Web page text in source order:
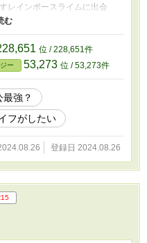
レインボースライムに出会
ルは――《創造者（クリエイ
このチートスキルであらゆ
今度は何者にも縛られない自
そう心に決めたカイルだっ
いる少女と出会ったり、
ていたり。 雑貨屋を経営
すぎる試練がカイルを待ち受
イルは《創造者（クリエ
難の裏にはかならず魔王の
は、知らない間に魔王に
らしを送るために奮闘する、
の作品は小説家になろう・
位 / 228,651件
ー 53,273 位 / 53,273件
最強？
フがしたい
登録日 2024.08.26